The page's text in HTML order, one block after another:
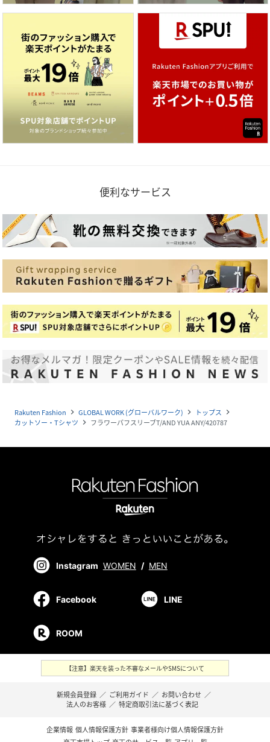
便利なサービス
Rakuten Fashion navigate_next GLOBAL WORK (グローバルワーク) navigate_next トップス navigate_next
カットソー・Tシャツ navigate_next フラワーパフスリーブT/AND YUA ANY/420787
Instagram WOMEN / MEN
Facebook LINE
ROOM
【注意】楽天を装った不審なメールやSMSについて
新規会員登録 ／ ご利用ガイド ／ お問い合わせ ／
法人のお客様 ／ 特定商取引法に基づく表記
企業情報 個人情報保護方針 事業者様向け個人情報保護方針